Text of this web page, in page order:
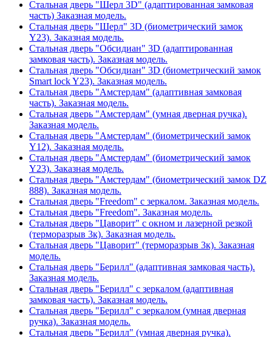
Стальная дверь "Шерл 3D" (адаптированная замковая
часть) Заказная модель.
Стальная дверь "Шерл" 3D (биометрический замок
Y23). Заказная модель.
Стальная дверь "Обсидиан" 3D (адаптированная
замковая часть). Заказная модель.
Стальная дверь "Обсидиан" 3D (биометрический замок
Smart lock Y23). Заказная модель.
Стальная дверь "Амстердам" (адаптивная замковая
часть). Заказная модель.
Стальная дверь "Амстердам" (умная дверная ручка).
Заказная модель.
Стальная дверь "Амстердам" (биометрический замок
Y12). Заказная модель.
Стальная дверь "Амстердам" (биометрический замок
Y23). Заказная модель.
Стальная дверь "Амстердам" (биометрический замок DZ
888). Заказная модель.
Стальная дверь "Freedom" с зеркалом. Заказная модель.
Стальная дверь "Freedom". Заказная модель.
Стальная дверь "Цаворит" с окном и лазерной резкой
(терморазрыв 3к). Заказная модель.
Стальная дверь "Цаворит" (терморазрыв 3к). Заказная
модель.
Стальная дверь "Берилл" (адаптивная замковая часть).
Заказная модель.
Стальная дверь "Берилл" с зеркалом (адаптивная
замковая часть). Заказная модель.
Стальная дверь "Берилл" с зеркалом (умная дверная
ручка). Заказная модель.
Стальная дверь "Берилл" (умная дверная ручка).